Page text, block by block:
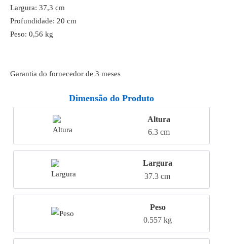
Largura: 37,3 cm
Profundidade: 20 cm
Peso: 0,56 kg
Garantia do fornecedor de 3 meses
Dimensão do Produto
Altura
6.3 cm
Largura
37.3 cm
Peso
0.557 kg